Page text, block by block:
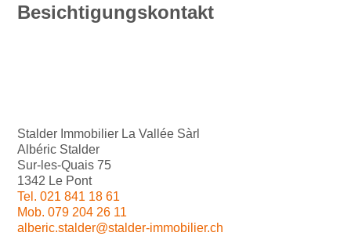
Besichtigungskontakt
Stalder Immobilier La Vallée Sàrl
Albéric Stalder
Sur-les-Quais 75
1342 Le Pont
Tel.021 841 18 61
Mob.079 204 26 11
alberic.stalder@stalder-immobilier.ch